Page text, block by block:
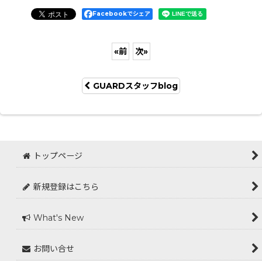
Facebookでシェア
«前 次»
GUARDスタッフblog
トップページ
新規登録はこちら
What's New
お問い合せ